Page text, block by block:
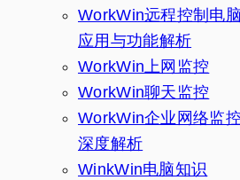
WorkWin远程控制电
应用与功能解析
WorkWin上网监控
WorkWin聊天监控
WorkWin企业网络监
深度解析
WinkWin电脑知识